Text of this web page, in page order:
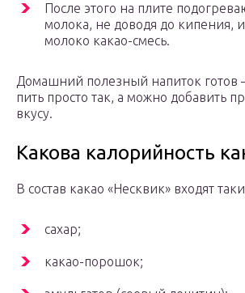
После этого на плите
молока, не доводя до кипения,
молоко какао-смесь.
Домашний полезный напиток готов
пить просто так, а можно добавить
вкусу.
Какова калорийность
В состав какао «Несквик» входят
сахар;
какао-порошок;